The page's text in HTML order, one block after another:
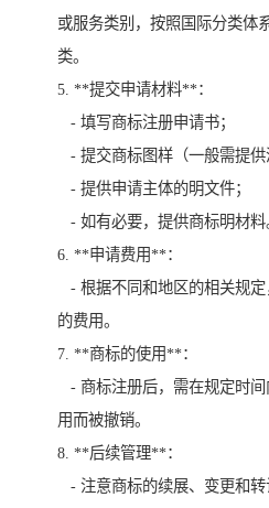
或服务类别，按照国际分类体
类。
5. **提交申请材料**：
- 填写商标注册申请书；
- 提交商标图样（一般需提供
- 提供申请主体的明文件；
- 如有必要，提供商标明材料
6. **申请费用**：
- 根据不同和地区的相关规
的费用。
7. **商标的使用**：
- 商标注册后，需在规定时
用而被撤销。
8. **后续管理**：
- 注意商标的续展、变更和